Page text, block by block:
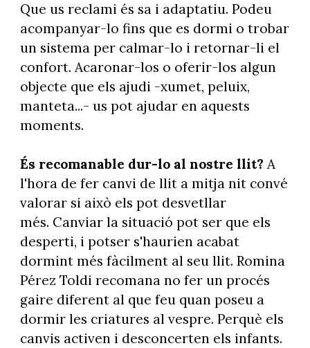
Que us reclami és sa i adaptatiu. Podeu
acompanyar-lo fins que es dormi o trobar
un sistema per calmar-lo i retornar-li el
confort. Acaronar-los o oferir-los algun
objecte que els ajudi -xumet, peluix,
manteta...- us pot ajudar en aquests
moments.
És recomanable dur-lo al nostre llit? A
l'hora de fer canvi de llit a mitja nit convé
valorar si això els pot desvetllar
més. Canviar la situació pot ser que els
desperti, i potser s'haurien acabat
dormint més fàcilment al seu llit. Romina
Pérez Toldi recomana no fer un procés
gaire diferent al que feu quan poseu a
dormir les criatures al vespre. Perquè els
canvis activen i desconcerten els infants.